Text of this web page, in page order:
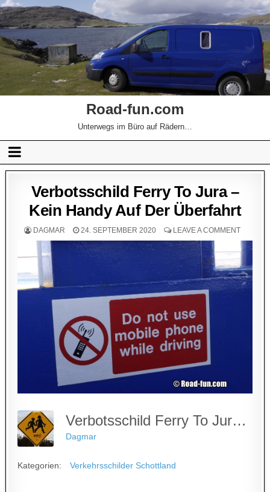
Road-fun.com
Unterwegs im Büro auf Rädern…
Verbotsschild Ferry To Jura –
Kein Handy Auf Der Überfahrt
DAGMAR 24. SEPTEMBER 2020 LEAVE A COMMENT
Verbotsschild Ferry To Jura - Kein Handy Auf Der Überfahrt
Dagmar
Kategorien: Verkehrsschilder Schottland